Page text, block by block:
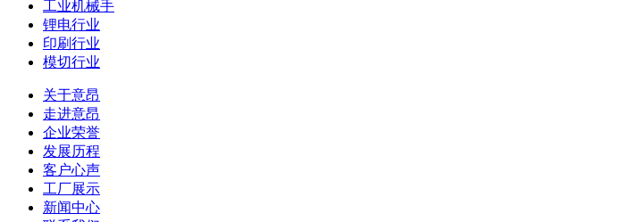
工业机械手
锂电行业
印刷行业
模切行业
关于意昂
走进意昂
企业荣誉
发展历程
客户心声
工厂展示
新闻中心